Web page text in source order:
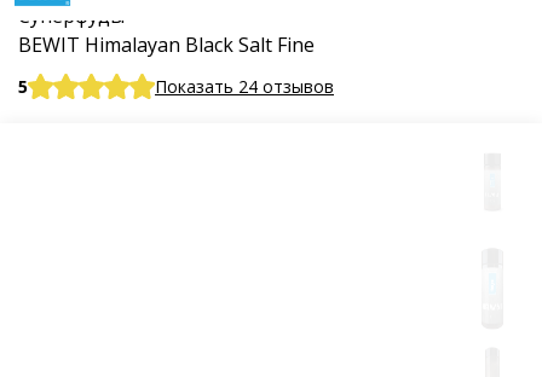
Суперфуды
BEWIT Himalayan Black Salt Fine
5 Показать 24 отзывов